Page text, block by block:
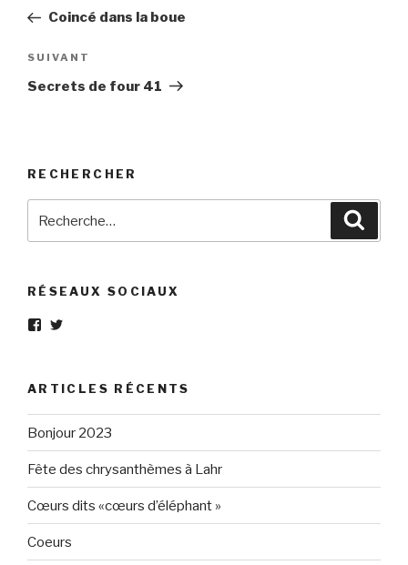
l’article
précédent
Coincé dans la boue
Article
suivant
SUIVANT
Secrets de four 41
RECHERCHER
pour
RÉSEAUX SOCIAUX
Voir
Eléphant-
Gris-
160596147294205
sur
Facebook
Voir
elephantgris
sur
Twitter
ARTICLES RÉCENTS
Bonjour 2023
Fête des chrysanthèmes à Lahr
Cœurs dits «cœurs d’éléphant »
Coeurs